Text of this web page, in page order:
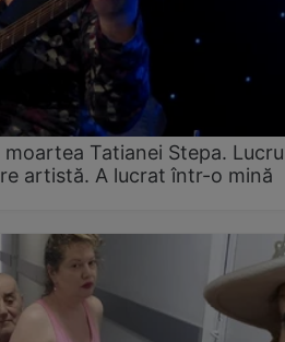
Tatianei Stepa.
artistă. A lucrat într-o mină